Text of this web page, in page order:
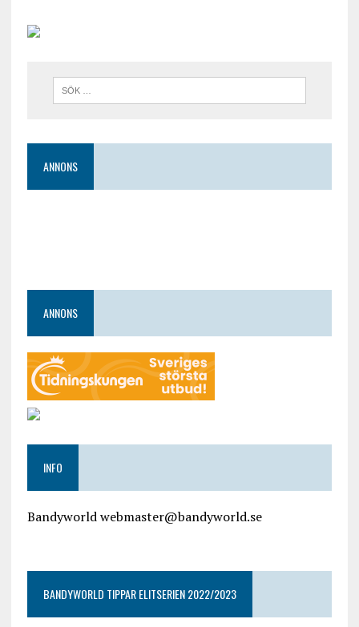
ANNONS
ANNONS
INFO
Bandyworld webmaster@bandyworld.se
BANDYWORLD TIPPAR ELITSERIEN 2022/2023